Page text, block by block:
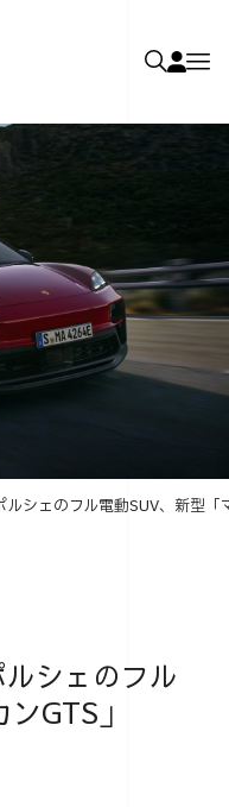
シェのフル電動SUV、新型「
シェのフル
GTS」